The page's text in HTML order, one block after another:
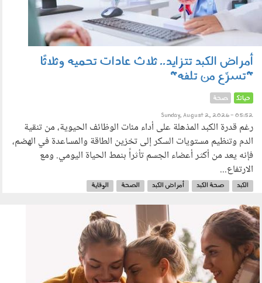
أمراض الكبد تتزايد.. ثلاث عادات تحميه وثلاثًا
"تسرِّع من تلفه"
حياتك صحة
Sunday, August 2, 2026 - 05:52
رغم قدرة الكبد المذهلة على أداء مئات الوظائف الحيوية، من تنقية
الدم وتنظيم مستويات السكر إلى تخزين الطاقة والمساعدة في الهضم،
فإنه يعد من أكثر أعضاء الجسم تأثراً بنمط الحياة اليومي. ومع
الارتفاع...
الكبد صحة الكبد أمراض الكبد الصحة الوقاية
290702.jpg